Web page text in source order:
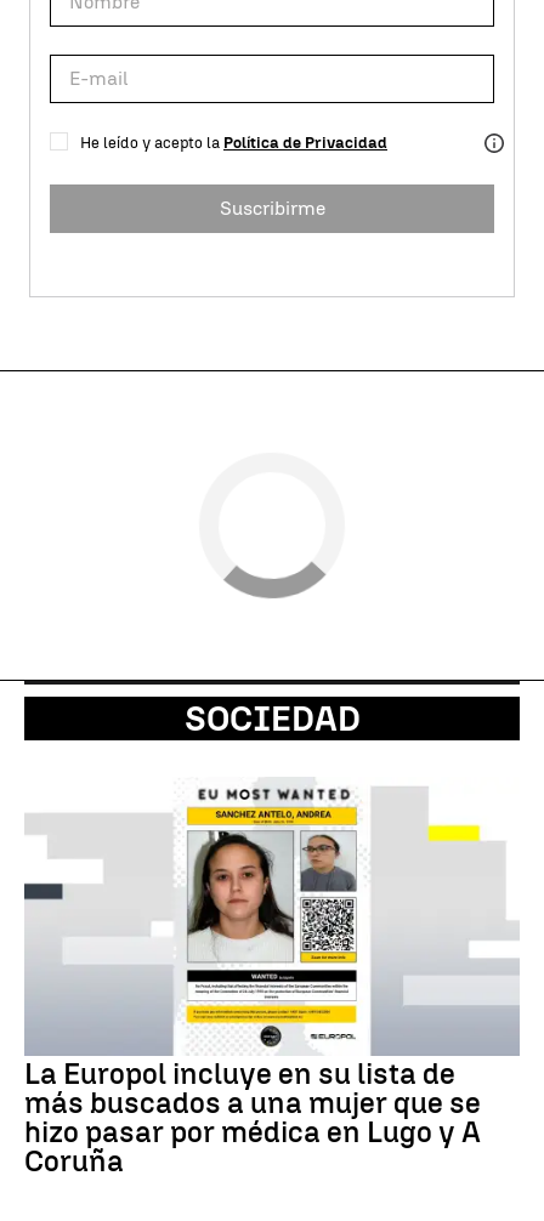
He leído y acepto la Política de Privacidad
Suscribirme
SOCIEDAD
La Europol incluye en su lista de
más buscados a una mujer que se
hizo pasar por médica en Lugo y A
Coruña